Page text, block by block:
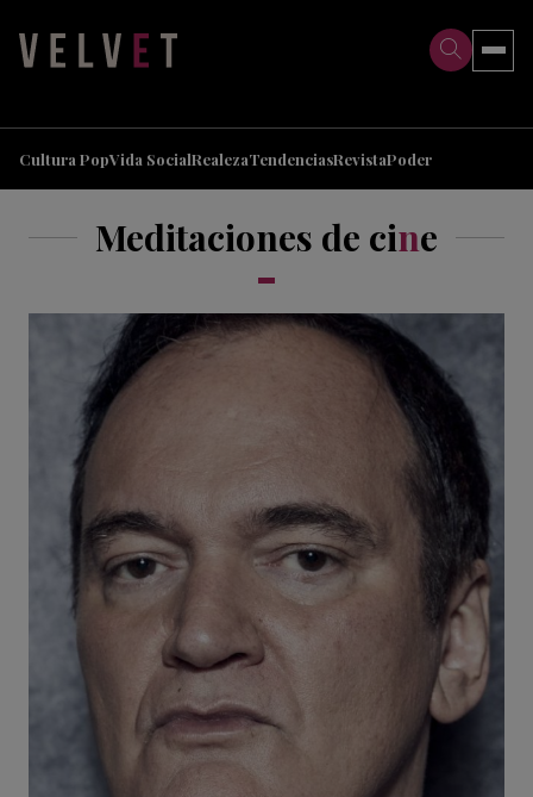
Cultura PopVida SocialRealezaTendenciasRevistaPoder
Meditaciones de cine